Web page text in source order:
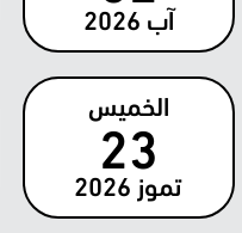
آب 2026
الخميس
23
تموز 2026